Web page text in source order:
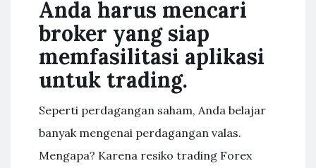
Anda harus mencari
broker yang siap
memfasilitasi aplikasi
untuk trading.
Seperti perdagangan saham, Anda belajar
banyak mengenai perdagangan valas.
Mengapa? Karena resiko trading Forex